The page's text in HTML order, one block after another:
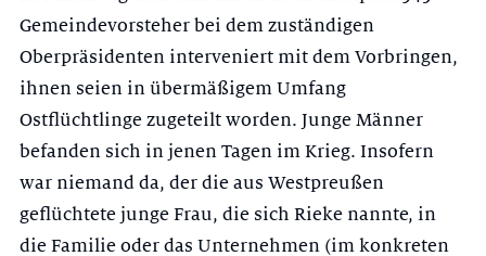
Gemeindevorsteher bei dem zuständigen
Oberpräsidenten interveniert mit dem Vorbringen,
ihnen seien in übermäßigem Umfang
Ostflüchtlinge zugeteilt worden. Junge Männer
befan­den sich in jenen Tagen im Krieg. Insofern
war niemand da, der die aus West­preußen
geflüchtete junge Frau, die sich Rieke nannte, in
die Familie oder das Unternehmen (im konkreten